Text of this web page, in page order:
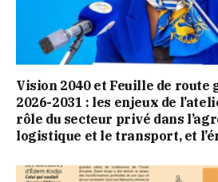
Vision 2040 et Feuille de route
2026-2031 : les enjeux de
rôle du secteur privé dans
logistique et le transport, et